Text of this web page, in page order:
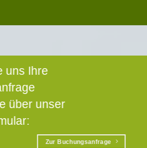
uns Ihre
über unser
Zur Buchungsanfrage